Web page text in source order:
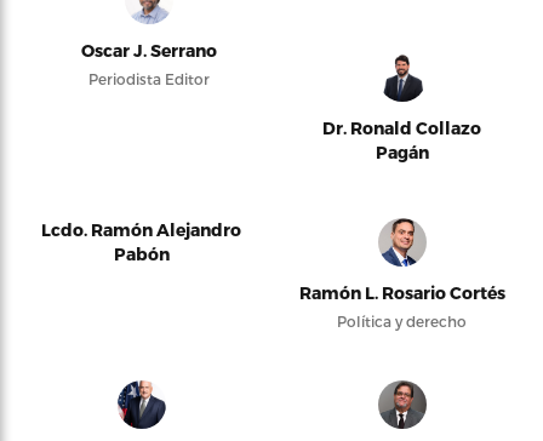
Oscar J. Serrano
Periodista Editor
Dr. Ronald Collazo
Pagán
Lcdo. Ramón Alejandro
Pabón
Ramón L. Rosario Cortés
Política y derecho